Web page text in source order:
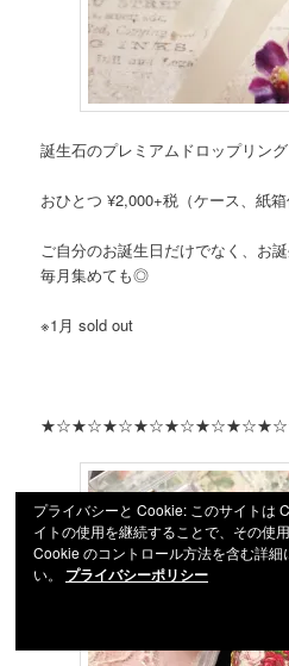
誕生石のプレミアムドロップリング
おひとつ ¥2,000+税（ケース、紙箱
ご自分のお誕生日だけでなく、お
毎月集めても◎
※1月 sold out
プライバシーと Cookie: このサイトは
イトの使用を継続することで、その使
Cookie のコントロール方法を含む詳細
い。 プライバシーポリシー